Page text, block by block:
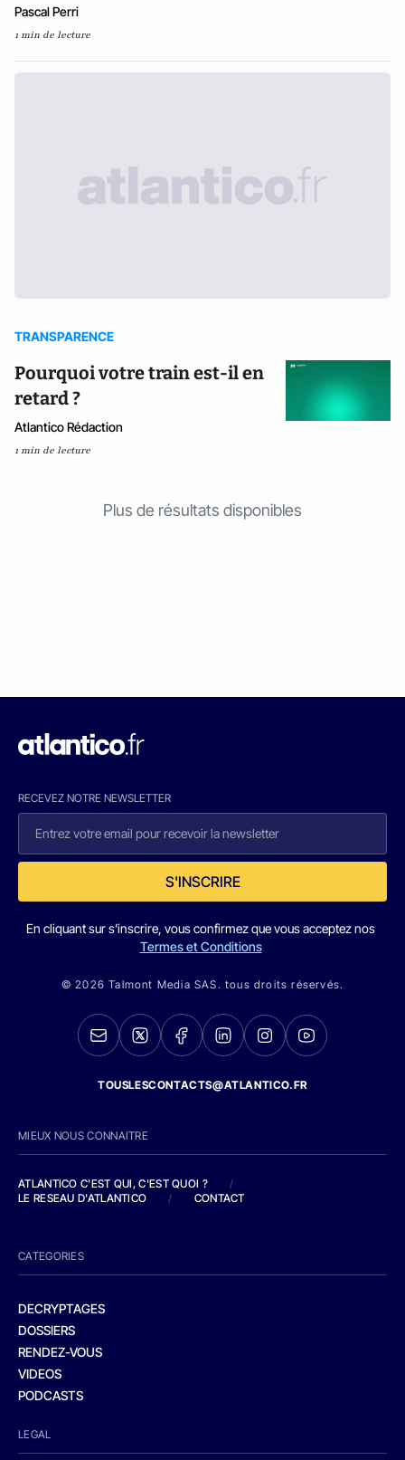
Pascal Perri
1 min de lecture
TRANSPARENCE
Pourquoi votre train est-il en
retard ?
Atlantico Rédaction
1 min de lecture
Plus de résultats disponibles
RECEVEZ NOTRE NEWSLETTER
S'INSCRIRE
En cliquant sur s'inscrire, vous confirmez que vous acceptez nos
Termes et Conditions
© 2026 Talmont Media SAS. tous droits réservés.
TOUSLESCONTACTS@ATLANTICO.FR
MIEUX NOUS CONNAITRE
ATLANTICO C'EST QUI, C'EST QUOI ?
/
LE RESEAU D'ATLANTICO
/ CONTACT
CATEGORIES
DECRYPTAGES
DOSSIERS
RENDEZ-VOUS
VIDEOS
PODCASTS
LEGAL